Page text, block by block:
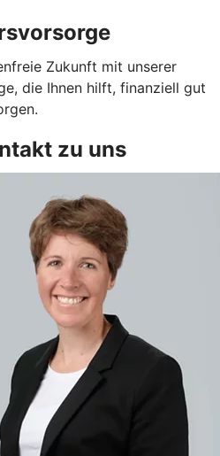
Zukunft mit unserer
die Ihnen hilft, finanziell gut
zu uns